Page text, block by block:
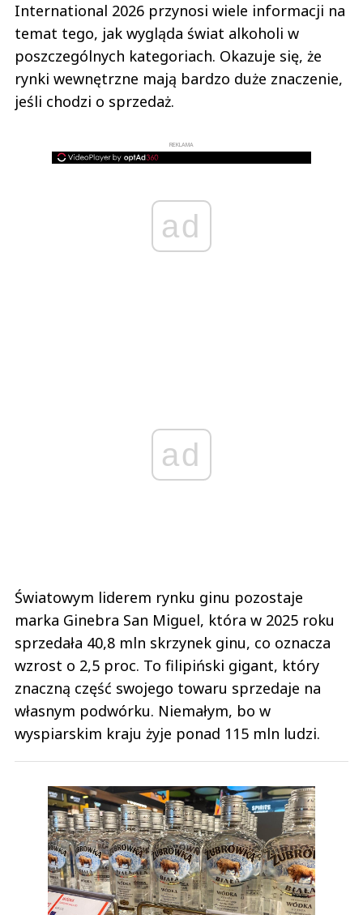
International 2026 przynosi wiele informacji na
temat tego, jak wygląda świat alkoholi w
poszczególnych kategoriach. Okazuje się, że
rynki wewnętrzne mają bardzo duże znaczenie,
jeśli chodzi o sprzedaż.
REKLAMA
ad
ad
Światowym liderem rynku ginu pozostaje
marka Ginebra San Miguel, która w 2025 roku
sprzedała 40,8 mln skrzynek ginu, co oznacza
wzrost o 2,5 proc. To filipiński gigant, który
znaczną część swojego towaru sprzedaje na
własnym podwórku. Niemałym, bo w
wyspiarskim kraju żyje ponad 115 mln ludzi.